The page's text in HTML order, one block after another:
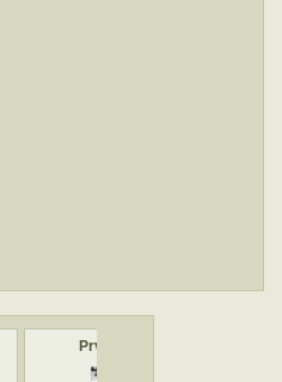
První pomoc